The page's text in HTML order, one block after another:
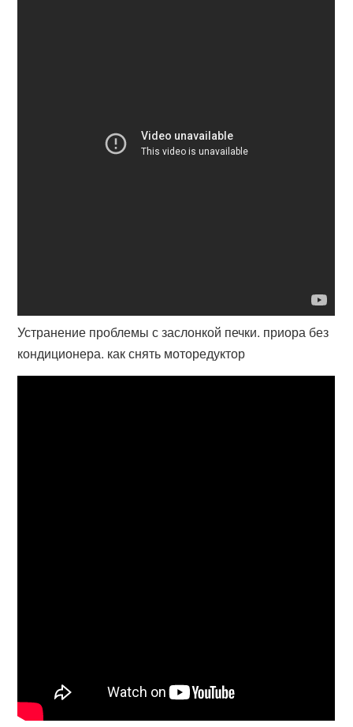
Устранение проблемы с заслонкой печки. приора без
кондиционера. как снять моторедуктор